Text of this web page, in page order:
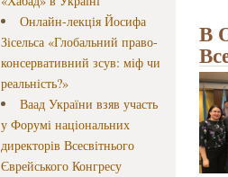
Онлайн-лекція Йосифа
Зісельса «Глобальний право-
консервативний зсув: міф чи
реальність?»
Ваад України взяв участь
у Форумі національних
директорів Всесвітнього
Єврейського Конгресу
В